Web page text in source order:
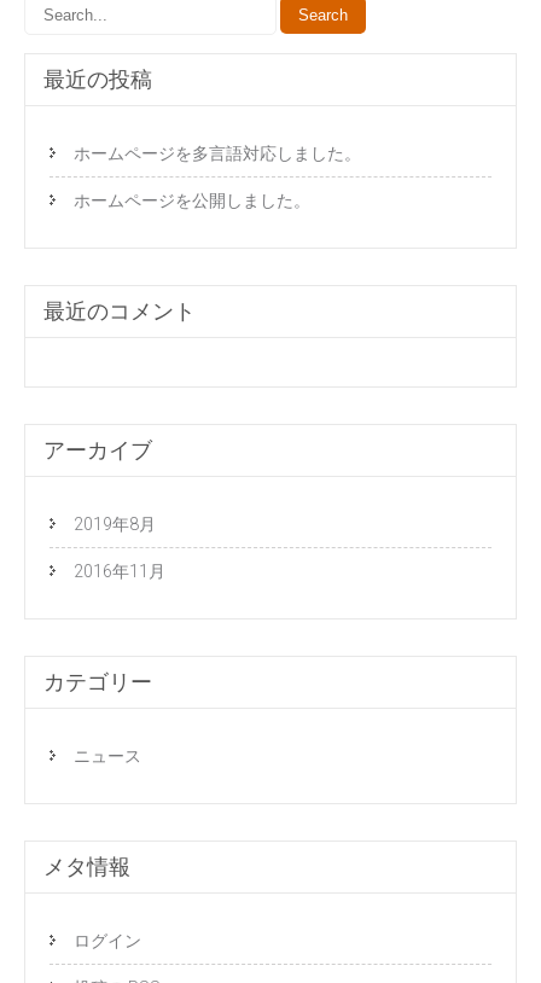
最近の投稿
ホームページを多言語対応しました。
ホームページを公開しました。
最近のコメント
アーカイブ
2019年8月
2016年11月
カテゴリー
ニュース
メタ情報
ログイン